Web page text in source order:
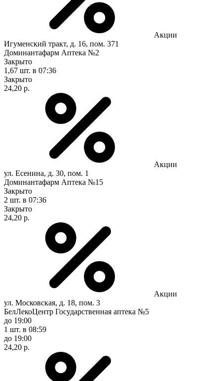
Акции
Игуменский тракт, д. 16, пом. 371
Доминантафарм Аптека №2
Закрыто
1,67 шт. в 07:36
Закрыто
24,20 р.
Акции
ул. Есенина, д. 30, пом. 1
Доминантафарм Аптека №15
Закрыто
2 шт. в 07:36
Закрыто
24,20 р.
Акции
ул. Московская, д. 18, пом. 3
БелЛекоЦентр Государственная аптека №5
до 19:00
1 шт. в 08:59
до 19:00
24,20 р.